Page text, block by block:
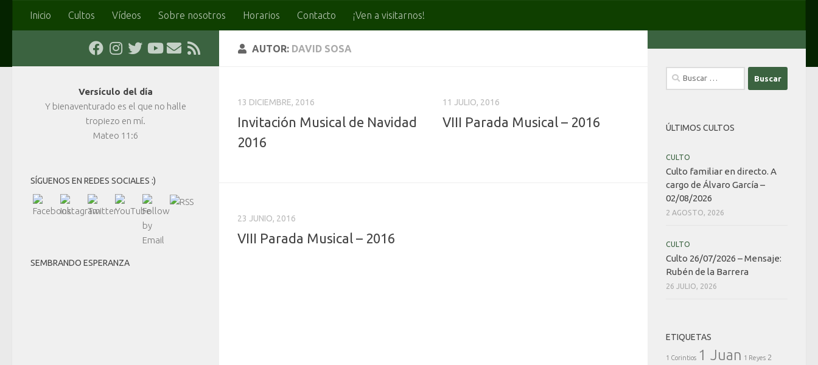
Saltar al contenido
Inicio Cultos Vídeos Sobre nosotros Horarios Contacto ¡Ven a visitarnos!
AUTOR: DAVID SOSA
13 DICIEMBRE, 2016
Invitación Musical de Navidad
2016
11 JULIO, 2016
VIII Parada Musical – 2016
23 JUNIO, 2016
VIII Parada Musical – 2016
Versículo del día
Y bienaventurado es el que no halle
tropiezo en mí.
Mateo 11:6
SÍGUENOS EN REDES SOCIALES :)
SEMBRANDO ESPERANZA
Buscar:
ÚLTIMOS CULTOS
CULTO
Culto familiar en directo. A
cargo de Álvaro García –
02/08/2026
2 AGOSTO, 2026
CULTO
Culto 26/07/2026 – Mensaje:
Rubén de la Barrera
26 JULIO, 2026
ETIQUETAS
1 Corintios 1 Juan 1 Reyes 2